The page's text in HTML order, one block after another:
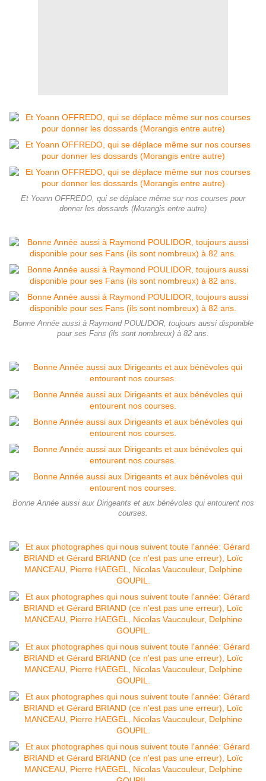
Et Yoann OFFREDO, qui se déplace même sur nos courses pour
donner les dossards (Morangis entre autre)
Bonne Année aussi à Raymond POULIDOR, toujours aussi disponible
pour ses Fans (ils sont nombreux) à 82 ans.
Bonne Année aussi aux Dirigeants et aux bénévoles qui entourent nos
courses.